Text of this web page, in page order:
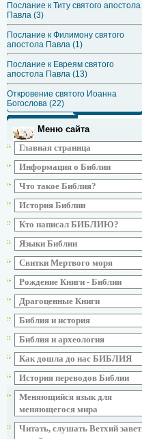
Послание к Титу святого апостола
Павла (3)
Послание к Филимону святого
апостола Павла (1)
Послание к Евреям святого
апостола Павла (13)
Откровение святого Иоанна
Богослова (22)
Меню сайта
Главная страница
Информация о Библии
Что такое Библия?
История Библии
Кто написал БИБЛИЮ?
Языки Библии
Свитки Мертвого моря
Рождение Книги - Библии
Драгоценные Книги
Библия и история
Библия и археология
Как дошла до нас БИБЛИЯ
История переводов Библии
Меняющийся язык для
меняющегося мира
Читать, слушать Ветхий завет